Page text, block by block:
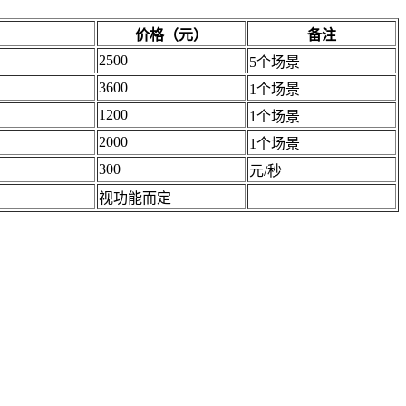
价格（元）
备注
2500
5个场景
3600
1个场景
1200
1个场景
2000
1个场景
300
元/秒
视功能而定